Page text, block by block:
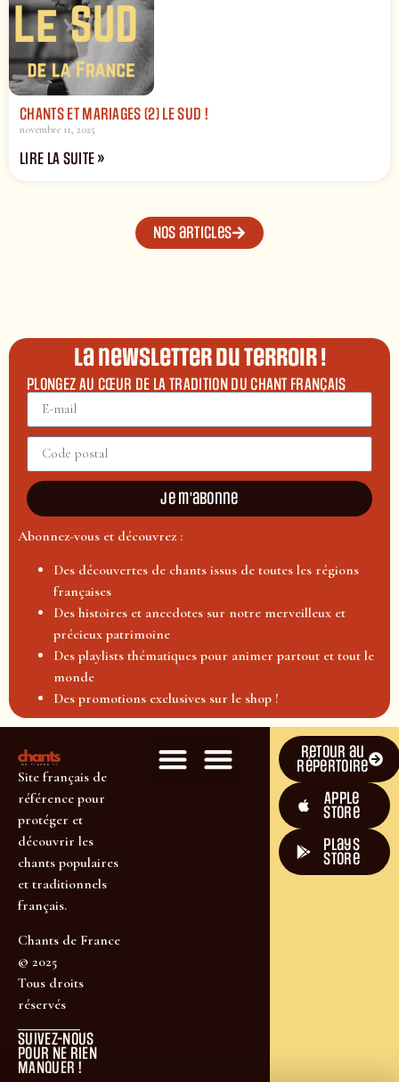
CHANTS ET MARIAGES (2) LE SUD !
novembre 11, 2025
LIRE LA SUITE »
Nos articles
La newsletter du terroir !
PLONGEZ AU CŒUR DE LA TRADITION DU CHANT FRANÇAIS
Je m'abonne
Abonnez-vous et découvrez :
Des découvertes de chants issus de toutes les régions
françaises
Des histoires et anecdotes sur notre merveilleux et
précieux patrimoine
Des playlists thématiques pour animer partout et tout le
monde
Des promotions exclusives sur le shop !
Site français de
référence pour
protéger et
découvrir les
chants populaires
et traditionnels
français.
Chants de France
© 2025
Tous droits
réservés
SUIVEZ-NOUS
POUR NE RIEN
MANQUER !
Retour au
répertoire
Apple
Store
plays
store